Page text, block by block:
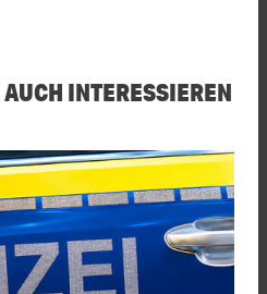
INTERESSIEREN